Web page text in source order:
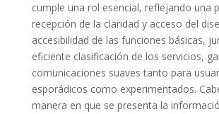
cumple una rol esencial, reflejando una
recepción de la claridad y acceso del
accesibilidad de las funciones básicas,
eficiente clasificación de los servicios,
comunicaciones suaves tanto para
esporádicos como experimentados.
manera en que se presenta la